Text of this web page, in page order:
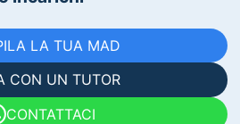
LA TUA MAD
CON UN TUTOR
CONTATTACI